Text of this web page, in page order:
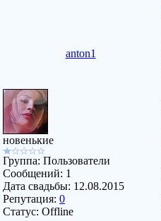
anton1
новенькие
Группа: Пользователи
Сообщений: 1
Дата свадьбы: 12.08.2015
Репутация: 0
Статус: Offline